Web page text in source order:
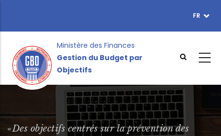
contenu
FR
Ministère des Finances
Gestion du Budget par
Objectifs
«Des objectifs centrés sur la prévention des